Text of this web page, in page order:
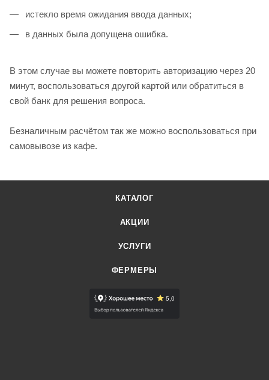
истекло время ожидания ввода данных;
в данных была допущена ошибка.
В этом случае вы можете повторить авторизацию через 20
минут, воспользоваться другой картой или обратиться в
свой банк для решения вопроса.
Безналичным расчётом так же можно воспользоваться при
самовывозе из кафе.
КАТАЛОГ
АКЦИИ
УСЛУГИ
ФЕРМЕРЫ